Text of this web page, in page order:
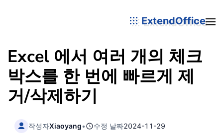
ExtendOffice
Excel 에서 여러 개의 체크
박스를 한 번에 빠르게 제
거/삭제하기
작성자Xiaoyang• 수정 날짜2024-11-29